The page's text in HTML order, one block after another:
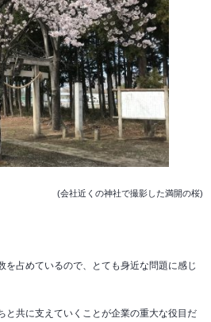
(会社近くの神社で撮影した満開の桜)
を占めているので、とても身近な問題に感じ
と共に支えていくことが企業の重大な役目だ